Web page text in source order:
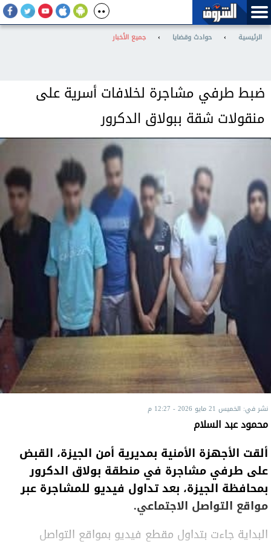
الرئيسية › حوادث وقضايا › جميع الأخبار
ضبط طرفي مشاجرة لخلافات أسرية على
منقولات شقة ببولاق الدكرور
نشر في: الخميس 21 مايو 2026 - 12:27 م
محمود عبد السلام
ألقت الأجهزة الأمنية بمديرية أمن الجيزة، القبض
على طرفي مشاجرة في منطقة بولاق الدكرور
بمحافظة الجيزة، بعد تداول فيديو للمشاجرة عبر
مواقع التواصل الاجتماعي.
البداية جاءت بتداول مقطع فيديو بمواقع التواصل